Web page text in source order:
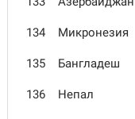
134 Микронезия
135 Бангладеш
136 Непал